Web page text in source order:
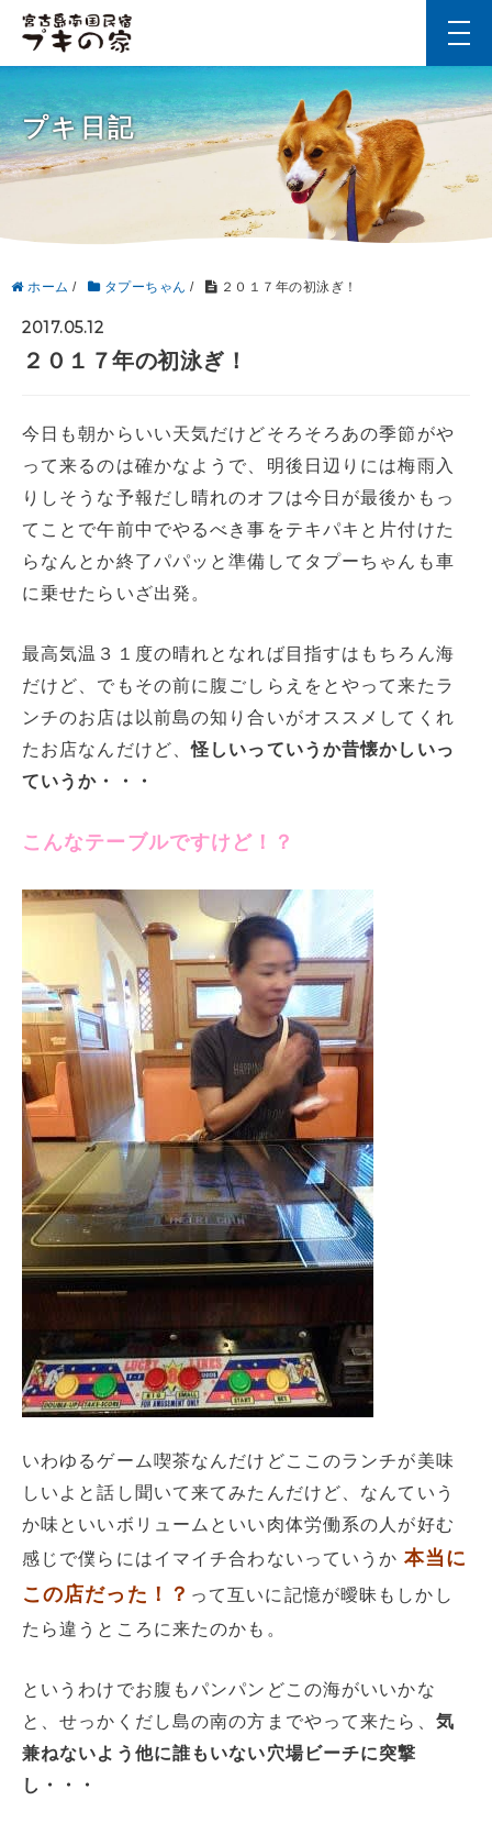
プキ日記
ホーム / タプーちゃん / ２０１７年の初泳ぎ！
2017.05.12
２０１７年の初泳ぎ！
今日も朝からいい天気だけどそろそろあの季節がや
って来るのは確かなようで、明後日辺りには梅雨入
りしそうな予報だし晴れのオフは今日が最後かもっ
てことで午前中でやるべき事をテキパキと片付けた
らなんとか終了パパッと準備してタプーちゃんも車
に乗せたらいざ出発。
最高気温３１度の晴れとなれば目指すはもちろん海
だけど、でもその前に腹ごしらえをとやって来たラ
ンチのお店は以前島の知り合いがオススメしてくれ
たお店なんだけど、怪しいっていうか昔懐かしいっ
ていうか・・・
こんなテーブルですけど！？
いわゆるゲーム喫茶なんだけどここのランチが美味
しいよと話し聞いて来てみたんだけど、なんていう
か味といいボリュームといい肉体労働系の人が好む
感じで僕らにはイマイチ合わないっていうか 本当に
この店だった！？ って互いに記憶が曖昧もしかし
たら違うところに来たのかも。
というわけでお腹もパンパンどこの海がいいかな
と、せっかくだし島の南の方までやって来たら、 気
兼ねないよう他に誰もいない穴場ビーチに突撃
し・・・
t
o
g
g
l
v
a